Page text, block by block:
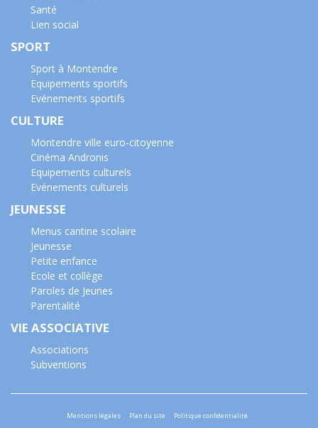
Santé
Lien social
SPORT
Sport à Montendre
Equipements sportifs
Evénements sportifs
CULTURE
Montendre ville euro-citoyenne
Cinéma Andronis
Equipements culturels
Evénements culturels
JEUNESSE
Menus cantine scolaire
Jeunesse
Petite enfance
Ecole et collège
Paroles de Jeunes
Parentalité
VIE ASSOCIATIVE
Associations
Subventions
Mentions légales Plan du site
Politique confidentialité